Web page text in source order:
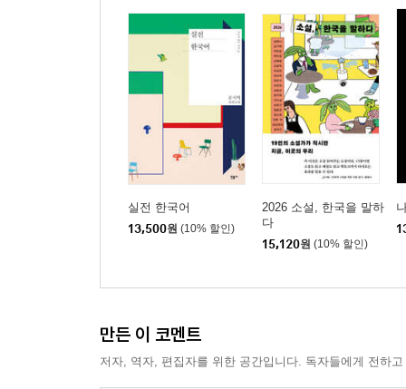
실전 한국어
13,500원 (10% 할인)
2026 소설, 한국을 말하
다
15,120원 (10% 할인)
만든 이 코멘트
저자, 역자, 편집자를 위한 공간입니다. 독자들에게 전하